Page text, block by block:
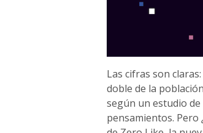
Las cifras son
doble de la
según un estudio
pensamientos. Pero